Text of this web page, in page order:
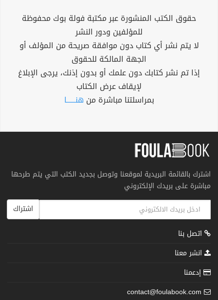
حقوق الكتب المنشورة عبر مكتبة فولة بوك محفوظة
للمؤلفين ودور النشر
لا يتم نشر أي كتاب دون موافقة صريحة من المؤلف أو
الجهة المالكة للحقوق
إذا تم نشر كتابك دون علمك أو بدون إذنك، يرجى الإبلاغ
لإيقاف عرض الكتاب
بمراسلتنا مباشرة من هنــــــا
اشترك بالقائمة البريدية لموقعنا وتوصل بجديد الكتب التي يتم طرحها
مباشرة على بريدك الإلكتروني
اشتراك
اتصل بنا
انشر معنا
إدعمنا
contact@foulabook.com